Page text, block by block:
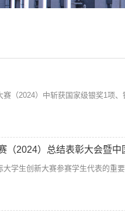
（2024）中斩获国家级银奖1项
（2024）总结表彰大会暨
学生创新大赛参赛学生代表的重